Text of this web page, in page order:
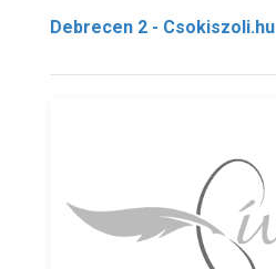
Debrecen 2 - Csokiszoli.hu